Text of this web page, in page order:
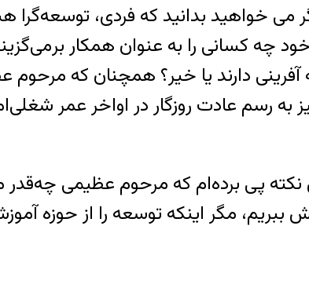
خواهید بدانید که فردی، توسعه‌گرا
چه کسانی را به عنوان همکار
آفرینی دارند یا خیر؟ همچنان که
به رسم عادت روزگار در اواخر عمر
پی برده‌ام که مرحوم عظیمی چه‌قدر
ببریم، مگر اینکه توسعه را از حوزه